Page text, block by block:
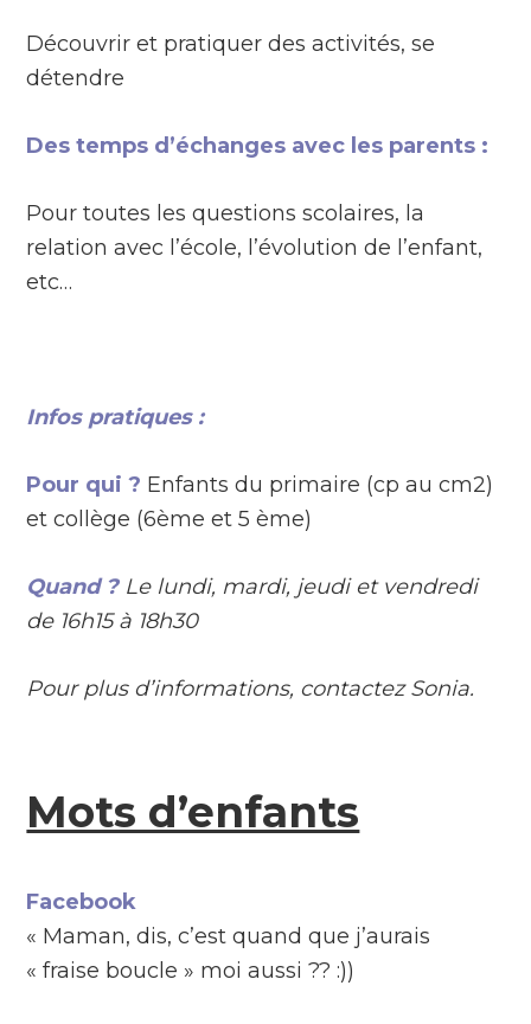
Découvrir et pratiquer des activités, se
détendre
Des temps d’échanges avec les parents :
Pour toutes les questions scolaires, la
relation avec l’école, l’évolution de l’enfant,
etc…
Infos pratiques :
Pour qui ? Enfants du primaire (cp au cm2)
et collège (6ème et 5 ème)
Quand ?Le lundi, mardi, jeudi et vendredi
de 16h15 à 18h30
Pour plus d’informations, contactez Sonia.
Mots d’enfants
Facebook
« Maman, dis, c’est quand que j’aurais
« fraise boucle » moi aussi ?? :))